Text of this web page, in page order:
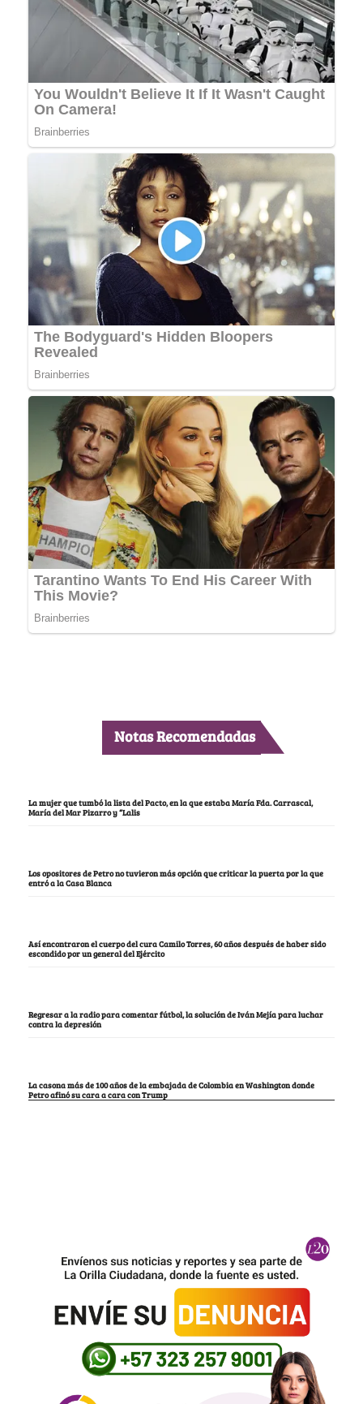
Notas Recomendadas
La mujer que tumbó la lista del Pacto, en la que estaba María Fda. Carrascal,
María del Mar Pizarro y “Lalis
Los opositores de Petro no tuvieron más opción que criticar la puerta por la que
entró a la Casa Blanca
Así encontraron el cuerpo del cura Camilo Torres, 60 años después de haber sido
escondido por un general del Ejército
Regresar a la radio para comentar fútbol, la solución de Iván Mejía para luchar
contra la depresión
La casona más de 100 años de la embajada de Colombia en Washington donde
Petro afinó su cara a cara con Trump